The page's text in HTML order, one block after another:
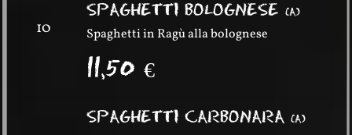
10
SPAGHETTI BOLOGNESE(A)
Spaghetti in Ragù alla bolognese
11,50€
SPAGHETTI CARBONARA(A)